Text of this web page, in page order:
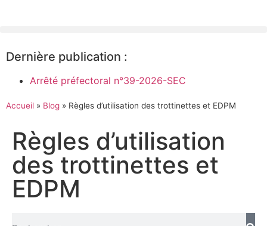
Dernière publication :
Arrêté préfectoral n°39-2026-SEC
Accueil » Blog » Règles d’utilisation des trottinettes et EDPM
Règles d’utilisation
des trottinettes et
EDPM